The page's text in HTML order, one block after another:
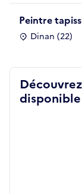
Peintre
Dinan (22)